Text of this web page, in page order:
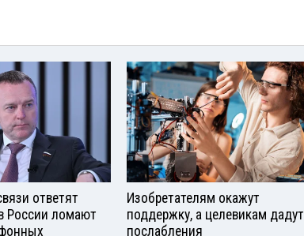
ответят
России ломают
Изобретателям окажут
поддержку, а целевикам дадут
послабления